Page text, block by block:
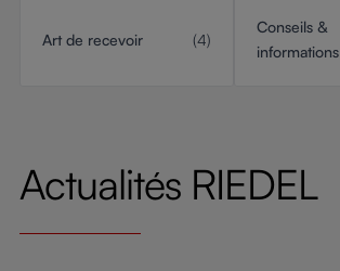
Art de recevoir (4)
Conseils &
informations
Actualités RIEDEL